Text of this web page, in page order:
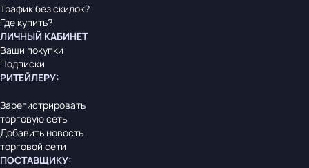
Трафик без скидок?
Где купить?
ЛИЧНЫЙ КАБИНЕТ
Ваши покупки
Подписки
РИТЕЙЛЕРУ:
Зарегистрировать
торговую сеть
Добавить новость
торговой сети
ПОСТАВЩИКУ: